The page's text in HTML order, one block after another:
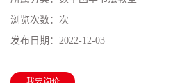
浏览次数： 次
发布日期： 2022-12-03